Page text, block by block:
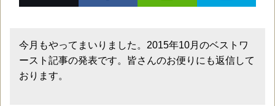
今月もやってまいりました。2015年10月のベストワ
ースト記事の発表です。皆さんのお便りにも返信して
おります。